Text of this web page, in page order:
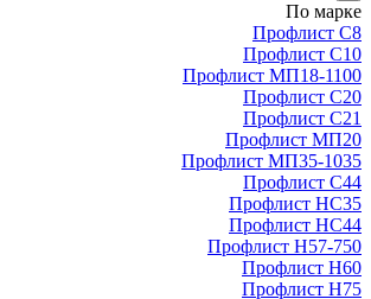
По марке
Профлист С8
Профлист С10
Профлист МП18-1100
Профлист С20
Профлист С21
Профлист МП20
Профлист МП35-1035
Профлист С44
Профлист НС35
Профлист НС44
Профлист Н57-750
Профлист Н60
Профлист Н75